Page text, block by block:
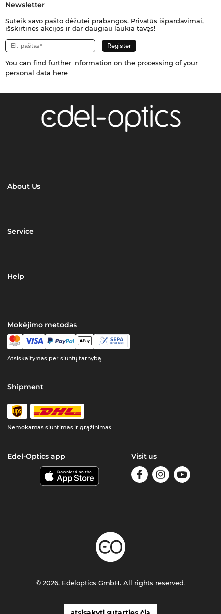
Newsletter
Suteik savo pašto dėžutei prabangos. Privatūs išpardavimai,
išskirtinės akcijos ir dar daugiau laukia tavęs!
You can find further information on the processing of your
personal data here
About Us
Service
Help
Mokėjimo metodas
Atsiskaitymas per siuntų tarnybą
Shipment
Nemokamas siuntimas ir grąžinimas
Edel-Optics app Visit us
© 2026, Edeloptics GmbH. All rights reserved.